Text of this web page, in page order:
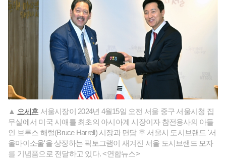
▲ 오세훈 서울시장이 2024년 4월15일 오전 서울 중구 서울시청 집
무실에서 미국 시애틀 최초의 아시아계 시장이자 참전용사의 아들
인 브루스 해럴(Bruce Harrell) 시장과 면담 후 서울시 도시브랜드 '서
울마이소울'을 상징하는 픽토그램이 새겨진 서울 도시브랜드 모자
를 기념품으로 전달하고 있다. <연합뉴스>